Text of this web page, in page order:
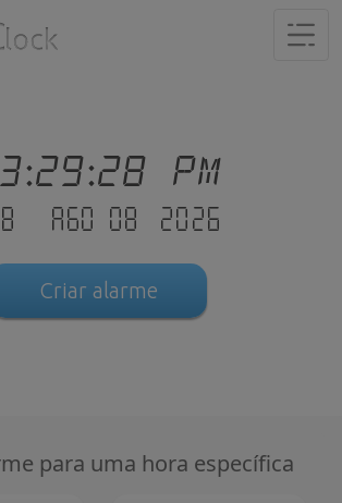
PM
- Ago 08 .2026
Criar alarme
para uma hora específica